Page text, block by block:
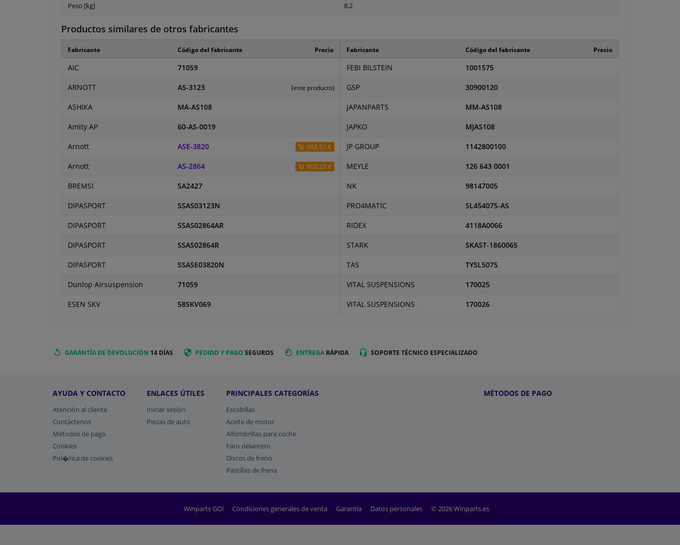
Peso [kg] 8,2
Productos similares de otros fabricantes
Fabricante Código del fabricante Precio
AIC 71059
ARNOTT AS-3123 (este producto)
ASHIKA MA-AS108
Amity AP 60-AS-0019
Arnott ASE-3820 988,51 €
Arnott AS-2864 806,23 €
BREMSI SA2427
DIPASPORT SSAS03123N
DIPASPORT SSAS02864AR
DIPASPORT SSAS02864R
DIPASPORT SSASE03820N
Dunlop Airsuspension 71059
ESEN SKV 58SKV069
Fabricante Código del fabricante Precio
FEBI BILSTEIN 1001575
GSP 30900120
JAPANPARTS MM-AS108
JAPKO MJAS108
JP GROUP 1142800100
MEYLE 126 643 0001
NK 98147005
PRO4MATIC SL454075-AS
RIDEX 4118A0066
STARK SKAST-1860065
TAS TYSL5075
VITAL SUSPENSIONS 170025
VITAL SUSPENSIONS 170026
GARANTÍA DE DEVOLUCIÓN 14 DÍAS PEDIDO Y PAGO SEGUROS ENTREGA RÁPIDA SOPORTE TÉCNICO ESPECIALIZADO
AYUDA Y CONTACTO
Atención al cliente
Contáctenos
Métodos de pago
​Cookies
Pol�tica de cookies
ENLACES ÚTILES
Iniciar sesión
Piezas de auto
PRINCIPALES CATEGORÍAS
Escobillas
Aceite de motor
Alfombrillas para coche
Faro delantero
Discos de freno
Pastillas de freno
MÉTODOS DE PAGO
Winparts GO! Condiciones generales de venta Garantía Datos personales © 2026 Winparts.es